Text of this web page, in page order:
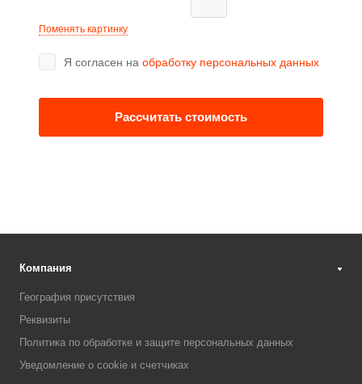
Поменять картинку
Я согласен на обработку персональных данных
Рассчитать стоимость
Компания
География присутствия
Реквизиты
Политика по обработке и защите персональных данных
Уведомление о cookie и счетчиках